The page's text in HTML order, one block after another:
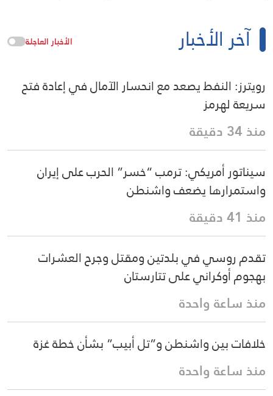
آخر الأخبار الأخبار العاجلة
رويترز: النفط يصعد مع انحسار الآمال في إعادة فتح
سريعة لهرمز
منذ 34 دقيقة
سيناتور أمريكي: ترمب “خسر” الحرب على إيران
واستمرارها يضعف واشنطن
منذ 41 دقيقة
تقدم روسي في بلدتين ومقتل وجرح العشرات
بهجوم أوكراني على تتارستان
منذ ساعة واحدة
خلافات بين واشنطن و”تل أبيب” بشأن خطة غزة
منذ ساعة واحدة